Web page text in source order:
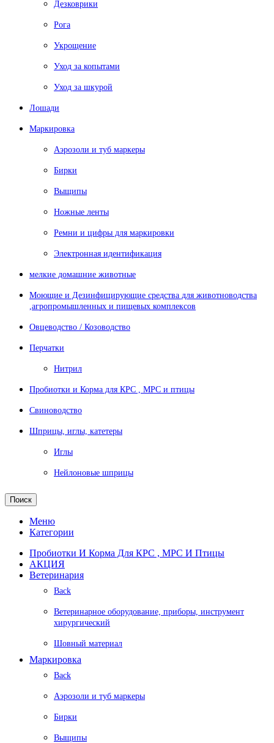
Дезковрики
Рога
Укрощение
Уход за копытами
Уход за шкурой
Лошади
Маркировка
Аэрозоли и туб маркеры
Бирки
Выщипы
Ножные ленты
Ремни и цифры для маркировки
Электронная идентификация
мелкие домашние животные
Моющие и Дезинфицирующие средства для животноводства
,агропромышленных и пищевых комплексов
Овцеводство / Козоводство
Перчатки
Нитрил
Пробиотки и Корма для КРС , МРС и птицы
Свиноводство
Шприцы, иглы, катетеры
Иглы
Нейлоновые шприцы
Поиск
Меню
Категории
Пробиотки И Корма Для КРС , МРС И Птицы
АКЦИЯ
Ветеринария
Back
Ветеринарное оборудование, приборы, инструмент
хирургический
Шовный материал
Маркировка
Back
Аэрозоли и туб маркеры
Бирки
Выщипы